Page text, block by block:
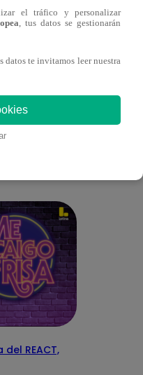
Mateos y
puede
REACT,
el tráfico y personalizar
, tus datos se gestionarán
datos te invitamos leer nuestra